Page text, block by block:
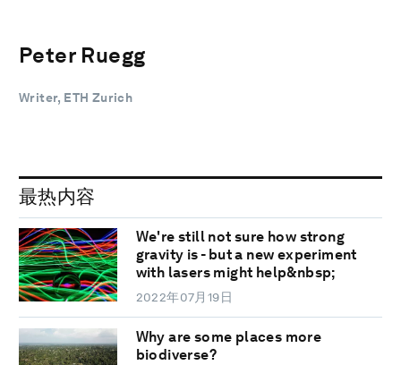
Peter Ruegg
Writer, ETH Zurich
最热内容
We're still not sure how strong
gravity is - but a new experiment
with lasers might help&nbsp;
2022年07月19日
Why are some places more
biodiverse?